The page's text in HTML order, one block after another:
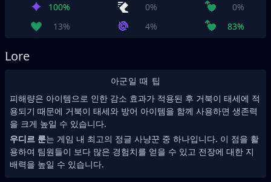
100%
0%
0%
13%
4% 83%
Lore
아군일 때 팁
피해량은 아이템으로 인한 감소 효과가 적용된 후 거북이 태세에 적
용되기 때문에 거북이 태세와 방어 아이템을 함께 사용하면 생존력
을 크게 높일 수 있습니다.
우디르 룬는 게임 내 최고의 정글 사냥꾼 중 하나입니다. 이 점을 활
용하여 팀원들이 보다 많은 경험치를 얻을 수 있고 전장에 대한 지
배력을 높일 수 있습니다.